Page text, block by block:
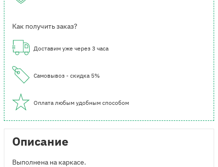
Как получить заказ?
Доставим уже через 3 часа
Самовывоз - скидка 5%
Оплата любым удобным способом
Описание
Выполнена на каркасе.